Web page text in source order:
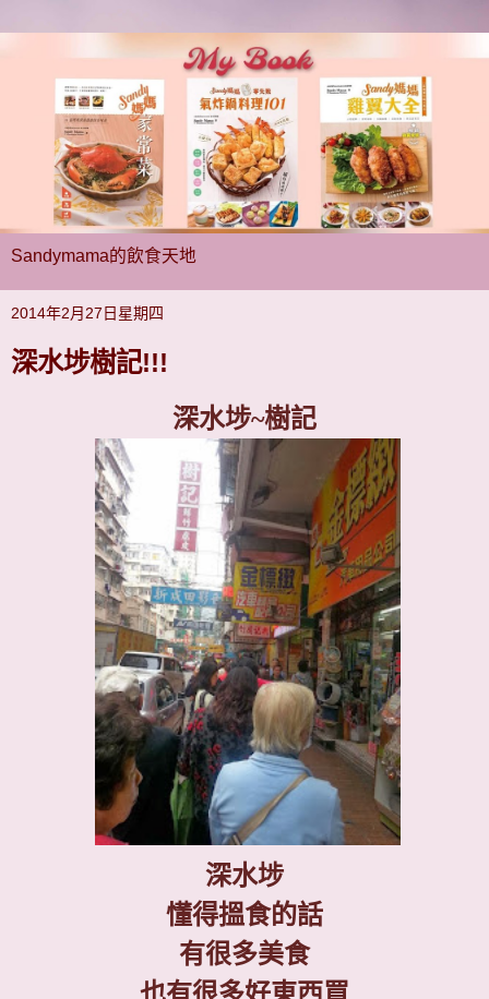
Sandymama的飲食天地
2014年2月27日星期四
深水埗樹記!!!
深水埗~樹記
深水埗
懂得搵食的話
有很多美食
也有很多好東西買